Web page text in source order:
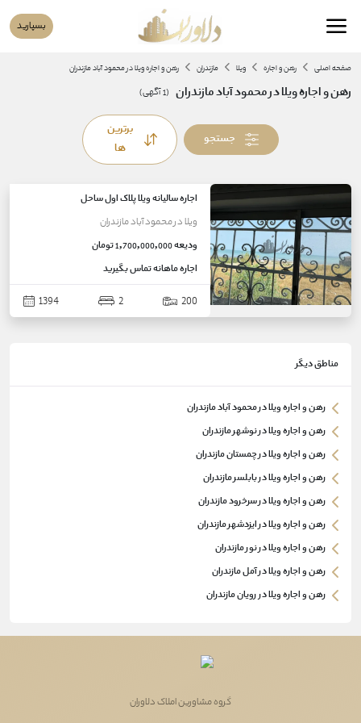
بسپارید
صفحه اصلی رهن و اجاره ویلا مازندران رهن و اجاره ویلا در محمود آباد مازندران
رهن و اجاره ویلا در محمود آباد مازندران (
1آگهی)
جستجو
برترین
ها
اجاره سالیانه ویلا پلاک اول ساحل
ویلادرمحمود آبادمازندران
ودیعه1,700,000,000 تومان
اجاره ماهانهتماس بگیرید
200
2
1394
مناطق دیگر
رهن و اجاره ویلا در محمود آباد مازندران
رهن و اجاره ویلا در نوشهر مازندران
رهن و اجاره ویلا در چمستان مازندران
رهن و اجاره ویلا در بابلسر مازندران
رهن و اجاره ویلا در سرخرود مازندران
رهن و اجاره ویلا در ایزدشهر مازندران
رهن و اجاره ویلا در نور مازندران
رهن و اجاره ویلا در آمل مازندران
رهن و اجاره ویلا در رویان مازندران
گروه مشاورین املاک دلاوران